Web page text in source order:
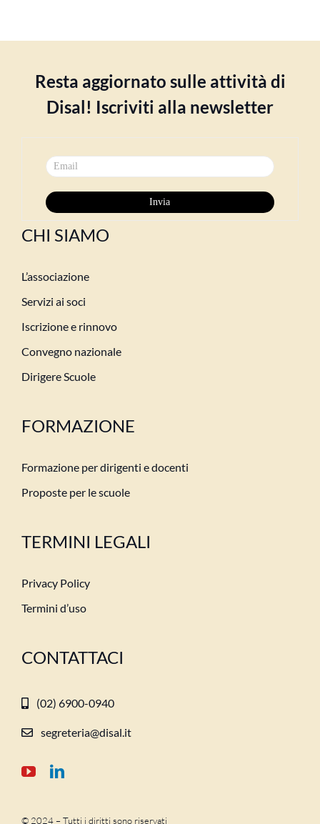
Resta aggiornato sulle attività di
Disal! Iscriviti alla newsletter
CHI SIAMO
L’associazione
Servizi ai soci
Iscrizione e rinnovo
Convegno nazionale
Dirigere Scuole
FORMAZIONE
Formazione per dirigenti e docenti
Proposte per le scuole
TERMINI LEGALI
Privacy Policy
Termini d’uso
CONTATTACI
(02) 6900-0940
segreteria@disal.it
© 2024 – Tutti i diritti sono riservati